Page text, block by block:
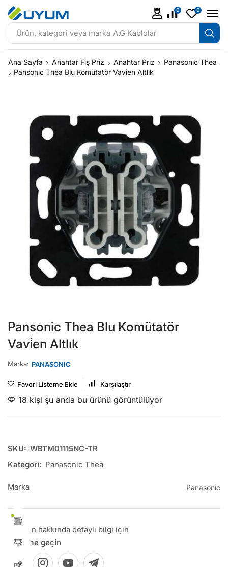
Ürün, kategori veya marka A.G Kablolar
0 0
Ana Sayfa Anahtar Fiş Priz Anahtar Priz
Panasonic Thea
Pansonic Thea Blu Komütatör Vavi̇en Altlık
Pansonic Thea Blu Komütatör
Vavi̇en Altlık
Marka: PANASONIC
Favori Listeme Ekle Karşılaştır
18 kişi şu anda bu ürünü görüntülüyor
SKU: WBTM01115NC-TR
Kategori: Panasonic Thea
Marka Panasonic
Bu ürün hakkında detaylı bilgi için
İletişime geçin